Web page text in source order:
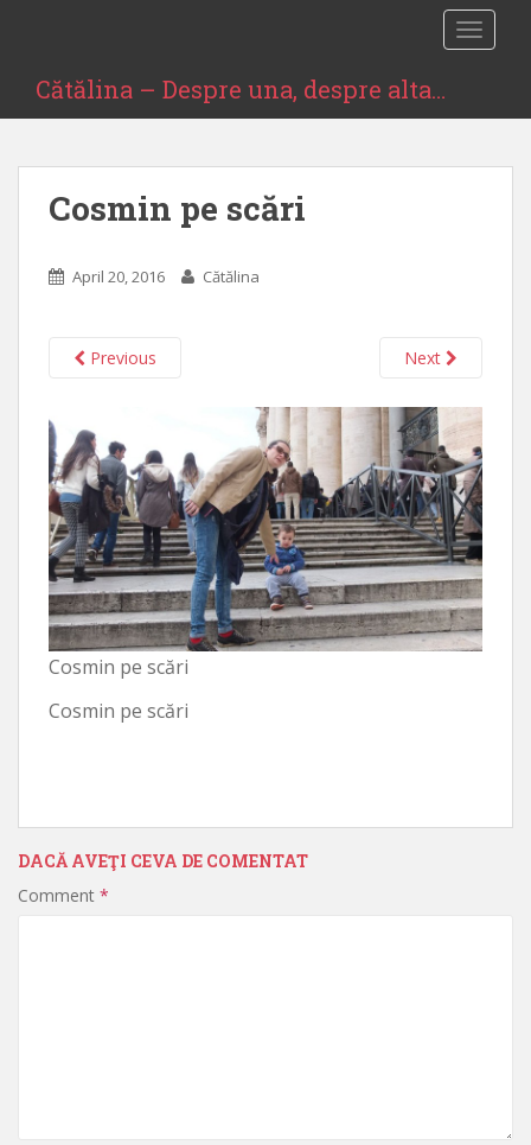
t
Cătălina – Despre una, despre alta…
Cosmin pe scări
April 20, 2016 Cătălina
Previous Next
Cosmin pe scări
Cosmin pe scări
DACĂ AVEŢI CEVA DE COMENTAT
Comment *